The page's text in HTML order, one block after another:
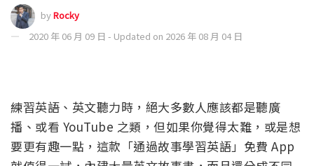
byRocky
2020 年 06 月 09 日 - Updated on 2026 年 08 月 04 日
練習英語、英文聽力時，絕大多數人應該都是聽廣
播、或看 YouTube 之類，但如果你覺得太難，或是想
要更有趣一點，這款「通過故事學習英語」免費 App